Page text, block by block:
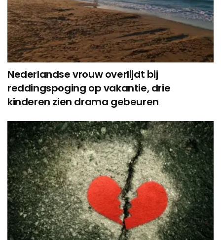
Nederlandse vrouw overlijdt bij
reddingspoging op vakantie, drie
kinderen zien drama gebeuren